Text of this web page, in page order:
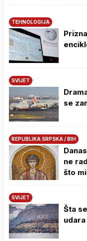
TEHNOLOGIJA
SVIJET
se
REPUBLIKA SRPSKA / BIH
ne
što
SVIJET
Šta